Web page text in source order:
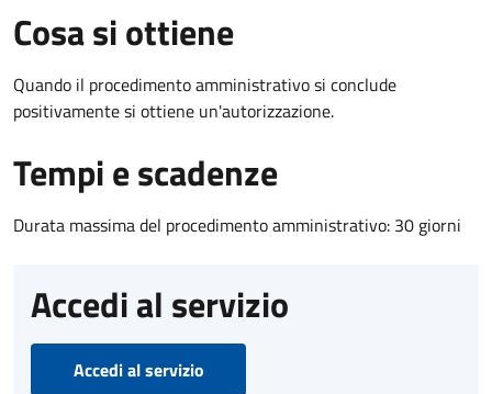
Cosa si ottiene
Quando il procedimento amministrativo si conclude
positivamente si ottiene un'autorizzazione.
Tempi e scadenze
Durata massima del procedimento amministrativo: 30 giorni
Accedi al servizio
Accedi al servizio